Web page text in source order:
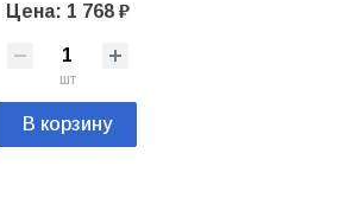
Цена: 1 768 ₽
шт
В корзину